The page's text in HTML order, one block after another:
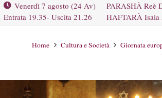
Venerdì 7 agosto (24 Av)
Entrata 19.35- Uscita 21.26
PARASHÀ Reè
HAFTARÀ Isaia
Home Cultura e Società Giornata